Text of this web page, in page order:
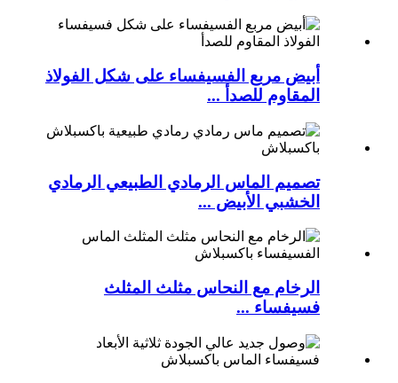
أبيض مربع الفسيفساء على شكل الفولاذ
المقاوم للصدأ ...
تصميم الماس الرمادي الطبيعي الرمادي
الخشبي الأبيض ...
الرخام مع النحاس مثلث المثلث
فسيفساء ...